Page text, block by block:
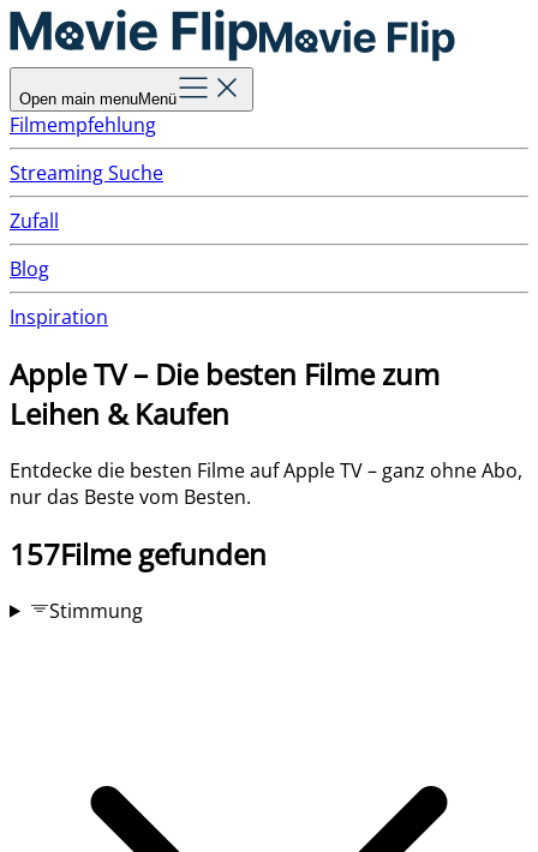
Open main menuMenü
Filmempfehlung
Streaming Suche
Zufall
Blog
Inspiration
Apple TV – Die besten Filme zum
Leihen & Kaufen
Entdecke die besten Filme auf Apple TV – ganz ohne Abo,
nur das Beste vom Besten.
157Filme gefunden
Stimmung